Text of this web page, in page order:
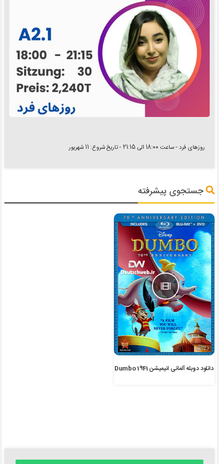
روزهای فرد - ساعت 18:00 الی 21:15 - تاریخ شروع: 11 شهریور
جستجوی پیشرفته
دانلود دوبله آلمانی انیمیشن Dumbo 1941